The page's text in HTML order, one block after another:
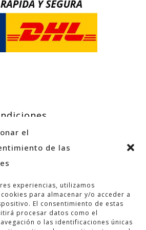
el
de las
experiencias, utilizamos
para almacenar y/o acceder a
El consentimiento de estas
procesar datos como el
o las identificaciones únicas